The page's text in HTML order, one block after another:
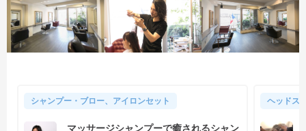
シャンプー・ブロー、アイロンセット
マッサージシャンプーで癒されるシャン
ヘッドス